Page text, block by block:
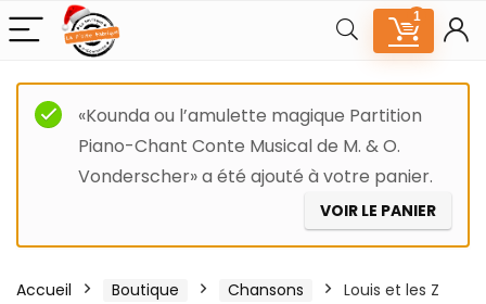
1
«Kounda ou l’amulette magique Partition
Piano-Chant Conte Musical de M. & O.
Vonderscher» a été ajouté à votre panier.
VOIR LE PANIER
Accueil Boutique Chansons
Louis et les Z